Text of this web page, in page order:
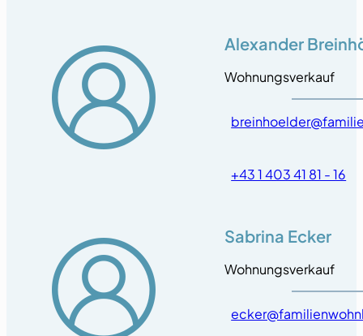
Alexander
Wohnungsverkauf
+43 1 403 41 81 - 16
Sabrina Ecker
Wohnungsverkauf